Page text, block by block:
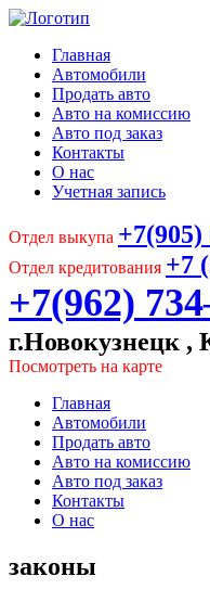
Главная
Автомобили
Продать авто
Авто на комиссию
Авто под заказ
Контакты
О нас
Учетная запись
Отдел выкупа +7(905)
Отдел кредитования +7
+7(962)
г.Новокузнецк ,
Посмотреть на карте
Главная
Автомобили
Продать авто
Авто на комиссию
Авто под заказ
Контакты
О нас
законы